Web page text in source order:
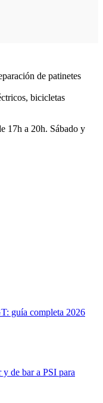
de patinetes
bicicletas
17h a 20h. Sábado y
guía completa 2026
de bar a PSI para